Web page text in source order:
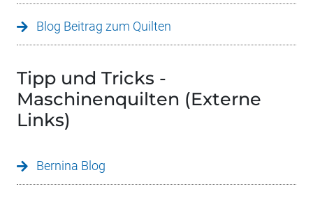
Blog Beitrag zum Quilten
Tipp und Tricks -
Maschinenquilten (Externe
Links)
Bernina Blog